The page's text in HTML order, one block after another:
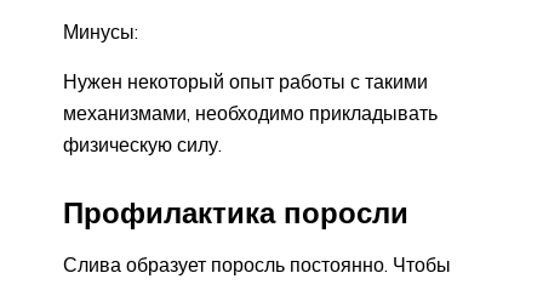
Минусы:
Нужен некоторый опыт работы с такими
механизмами, необходимо прикладывать
физическую силу.
Профилактика поросли
Слива образует поросль постоянно. Чтобы